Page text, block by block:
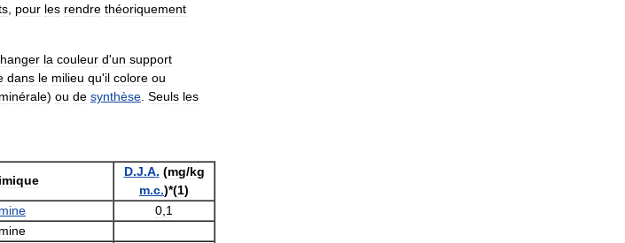
pour les rendre théoriquement
la couleur d'un support
dans le milieu qu'il colore ou
minérale) ou de synthèse Seuls les
D.J.A. (mg/kg
m.c.)*(1)
0,1